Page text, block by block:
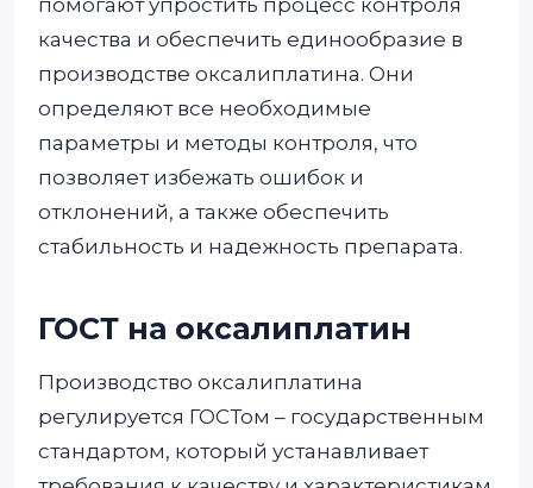
помогают упростить процесс контроля
качества и обеспечить единообразие в
производстве оксалиплатина. Они
определяют все необходимые
параметры и методы контроля, что
позволяет избежать ошибок и
отклонений, а также обеспечить
стабильность и надежность препарата.
ГОСТ на оксалиплатин
Производство оксалиплатина
регулируется ГОСТом – государственным
стандартом, который устанавливает